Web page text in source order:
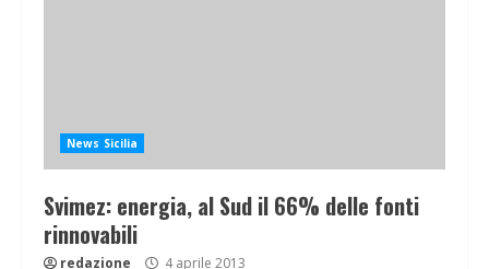
News Sicilia
Svimez: energia, al Sud il 66% delle fonti
rinnovabili
redazione 4 aprile 2013